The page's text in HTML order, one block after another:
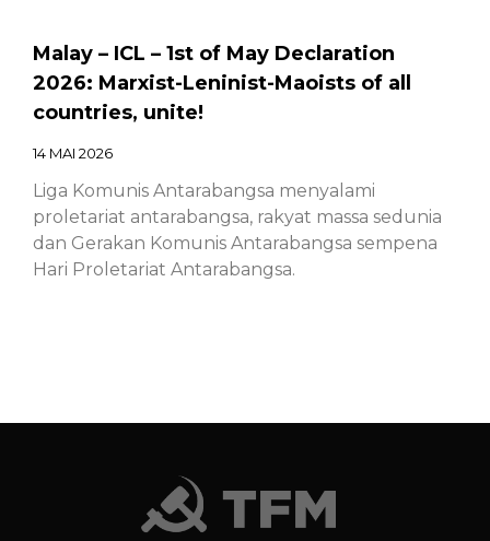
Malay – ICL – 1st of May Declaration
2026: Marxist-Leninist-Maoists of all
countries, unite!
14 MAI 2026
Liga Komunis Antarabangsa menyalami
proletariat antarabangsa, rakyat massa sedunia
dan Gerakan Komunis Antarabangsa sempena
Hari Proletariat Antarabangsa.
countries, unite!
Chinese – ICL – 1st of May Declaration 2026:
Marxist-Leninist-Maoists of all countries, unite!